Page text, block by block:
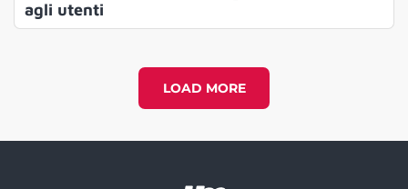
agli utenti
LOAD MORE